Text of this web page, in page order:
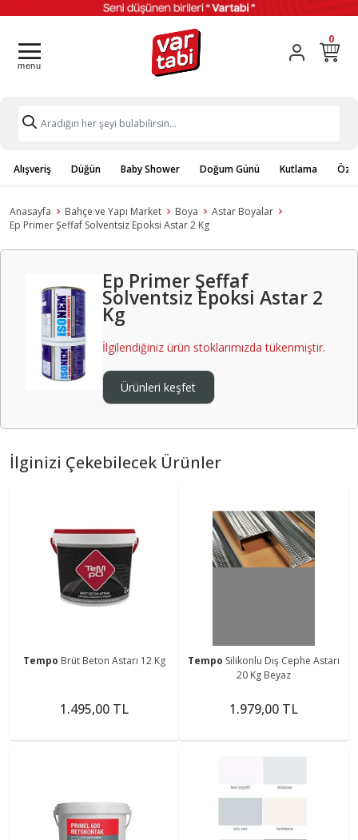
0
Alışveriş Düğün Baby Shower Doğum Günü Kutlama
Anasayfa Bahçe ve Yapı Market Boya
Astar Boyalar
Ep Primer Şeffaf Solventsiz Epoksi Astar 2 Kg
Ep Primer Şeffaf
Solventsiz Epoksi Astar 2
Kg
İlgilendiğiniz ürün stoklarımızda tükenmiştir.
Ürünleri keşfet
İlginizi Çekebilecek Ürünler
Tempo Brüt Beton Astarı 12 Kg
1.495,00 TL
Tempo Silikonlu Dış Cephe Astarı
20 Kg Beyaz
1.979,00 TL